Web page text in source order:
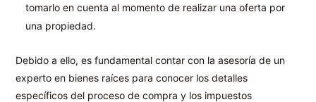
tomarlo en cuenta al momento de realizar una oferta por
una propiedad.
Debido a ello, es fundamental contar con la asesoría de un
experto en bienes raíces para conocer los detalles
específicos del proceso de compra y los impuestos